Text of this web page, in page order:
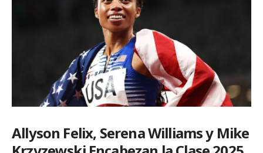
Allyson Felix, Serena Williams y Mike